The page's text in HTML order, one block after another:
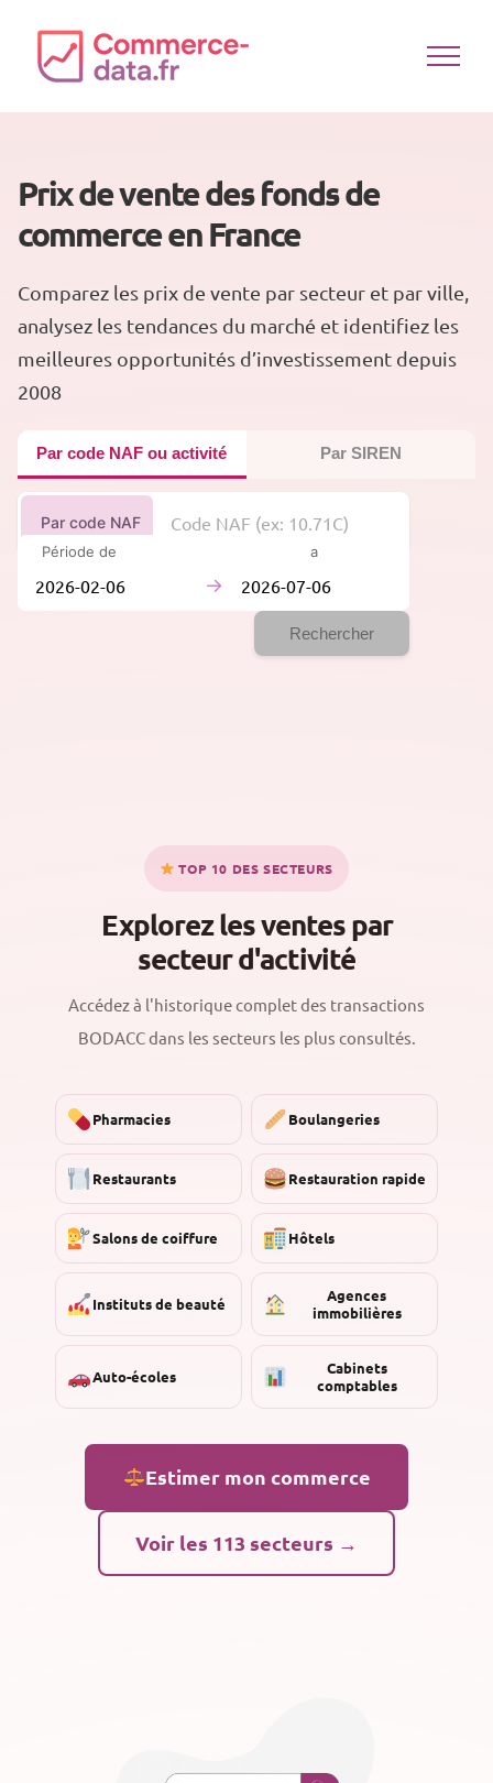
contenu
Prix de vente des fonds de
commerce en France
Comparez les prix de vente par secteur et par ville,
analysez les tendances du marché et identifiez les
meilleures opportunités d’investissement depuis
2008
Par code NAF ou activité Par SIREN
Par code NAF
Période de à
→
Rechercher
TOP 10 DES SECTEURS
Explorez les ventes par
secteur d'activité
Accédez à l'historique complet des transactions
BODACC dans les secteurs les plus consultés.
Pharmacies Boulangeries
Restaurants Restauration rapide
Salons de coiffure Hôtels
Instituts de beauté
Agences
immobilières
Auto-écoles
Cabinets
comptables
Estimer mon commerce
Voir les 113 secteurs →